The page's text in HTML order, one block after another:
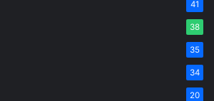
41
38
35
34
20